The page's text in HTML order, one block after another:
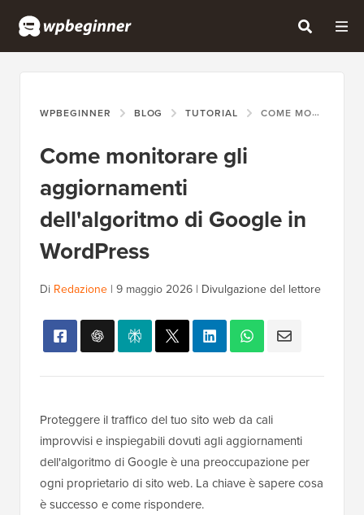
WPBEGINNER BLOG TUTORIAL COME MONITORARE GLI AGGIORNAMENTI DELL'ALGORITMO DI GOOGLE IN WORDPRESS
Come monitorare gli
aggiornamenti
dell'algoritmo di Google in
WordPress
Di Redazione | 9 maggio 2026 | Divulgazione del lettore
Proteggere il traffico del tuo sito web da cali
improvvisi e inspiegabili dovuti agli aggiornamenti
dell'algoritmo di Google è una preoccupazione per
ogni proprietario di sito web. La chiave è sapere cosa
è successo e come rispondere.